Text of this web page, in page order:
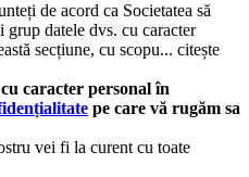
de acord ca Societatea să
grup datele dvs. cu caracter
secțiune, cu scopu... citește
caracter personal în
pe care vă rugăm sa
vei fi la curent cu toate